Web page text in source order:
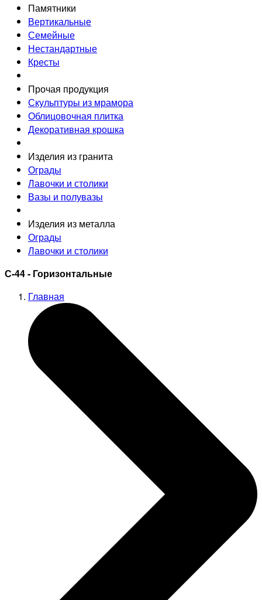
Памятники
Вертикальные
Семейные
Нестандартные
Кресты
Прочая продукция
Скульптуры из мрамора
Облицовочная плитка
Декоративная крошка
Изделия из гранита
Ограды
Лавочки и столики
Вазы и полувазы
Изделия из металла
Ограды
Лавочки и столики
С-44 - Горизонтальные
Главная